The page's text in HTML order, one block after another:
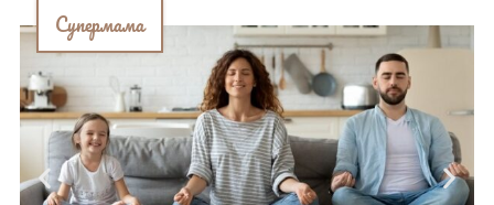
Супермама